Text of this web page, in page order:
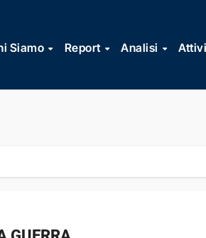
contenuto
Siamo Report Analisi